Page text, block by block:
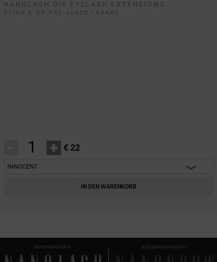
NANOLASH DIY EYELASH EXTENSIONS
STICK & GO PRE-GLUED LASHES
+ € 22
INNOCENT
IN DEN WARENKORB
WIMPERNPRODUKTE AUGENBRAUENPRODUKTE